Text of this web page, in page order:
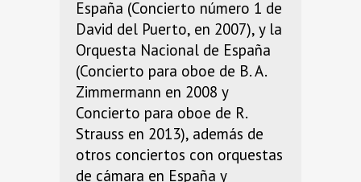
España (Concierto número 1 de
David del Puerto, en 2007), y la
Orquesta Nacional de España
(Concierto para oboe de B. A.
Zimmermann en 2008 y
Concierto para oboe de R.
Strauss en 2013), además de
otros conciertos con orquestas
de cámara en España y